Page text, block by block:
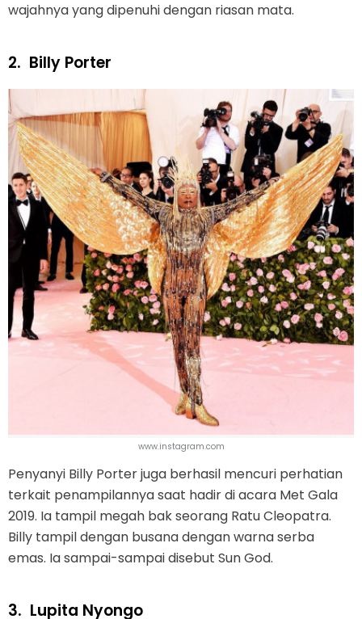
wajahnya yang dipenuhi dengan riasan mata.
2. Billy Porter
www.instagram.com
Penyanyi Billy Porter juga berhasil mencuri perhatian
terkait penampilannya saat hadir di acara Met Gala
2019. Ia tampil megah bak seorang Ratu Cleopatra.
Billy tampil dengan busana dengan warna serba
emas. Ia sampai-sampai disebut Sun God.
3. Lupita Nyongo